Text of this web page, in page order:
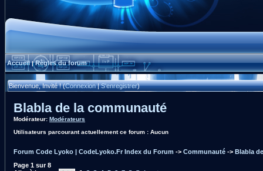
Accueil|Règles du forum
Bienvenue, Invité ! (Connexion|S'enregistrer)
Blabla de la communauté
Modérateur: Modérateurs
Utilisateurs parcourant actuellement ce forum : Aucun
Forum Code Lyoko | CodeLyoko.Fr Index du Forum -> Communauté -> Blabla
Page 1 sur8